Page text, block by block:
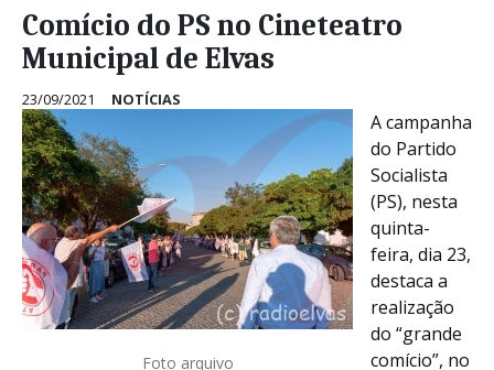
Comício do PS no Cineteatro
Municipal de Elvas
23/09/2021 NOTÍCIAS
Foto arquivo
A campanha
do Partido
Socialista
(PS), nesta
quinta-
feira, dia 23,
destaca a
realização
do “grande
comício”, no